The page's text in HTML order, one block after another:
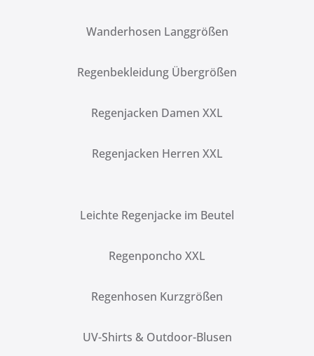
Wanderhosen Langgrößen
Regenbekleidung Übergrößen
Regenjacken Damen XXL
Regenjacken Herren XXL
Leichte Regenjacke im Beutel
Regenponcho XXL
Regenhosen Kurzgrößen
UV-Shirts & Outdoor-Blusen